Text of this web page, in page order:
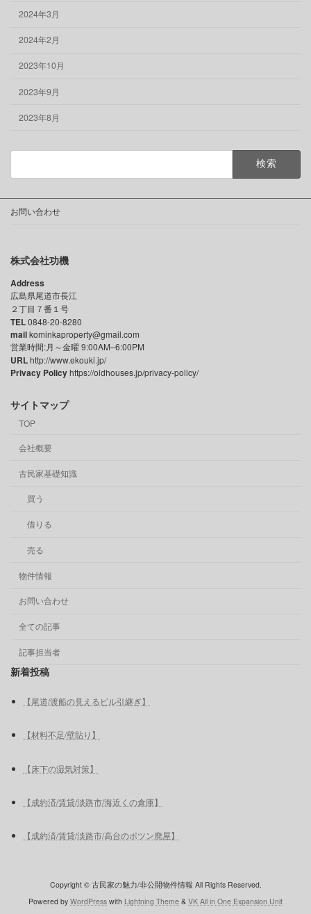
2024年3月
2024年2月
2023年10月
2023年9月
2023年8月
お問い合わせ
株式会社功機
Address
広島県尾道市長江
２丁目７番１号
TEL0848-20-8280
mailkominkaproperty@gmail.com
営業時間:月～金曜 9:00AM–6:00PM
URLhttp://www.ekouki.jp/
Privacy Policyhttps://oldhouses.jp/privacy-policy/
サイトマップ
TOP
会社概要
古民家基礎知識
買う
借りる
売る
物件情報
お問い合わせ
全ての記事
記事担当者
新着投稿
【尾道/渡船の見えるビル引継ぎ】
【材料不足/壁貼り】
【床下の湿気対策】
【成約済/賃貸/淡路市/海近くの倉庫】
【成約済/賃貸/淡路市/高台のポツン廃屋】
Copyright © 古民家の魅力/非公開物件情報 All Rights Reserved.
Powered by WordPress with Lightning Theme & VK All in One Expansion Unit